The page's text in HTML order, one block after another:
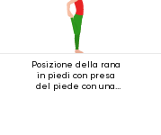
Posizione della rana
in piedi con presa
del piede con una